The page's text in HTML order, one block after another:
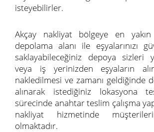
isteyebilirler.
Akçay nakliyat bölgeye en
depolama alanı ile eşyalarınızı
saklayabileceğiniz depoya sizleri
veya iş yerinizden eşyaların
nakledilmesi ve zamanı geldiğinde
alınarak istediğiniz lokasyona
sürecinde anahtar teslim çalışma
nakliyat hizmetinde
olmaktadır.